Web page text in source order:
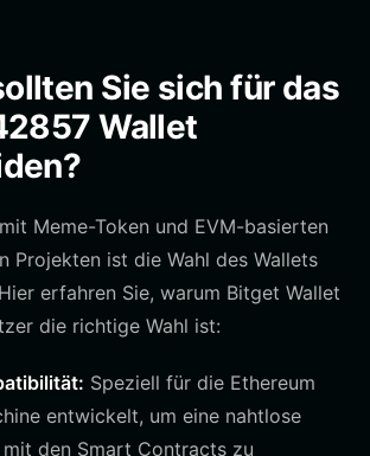
Sie sich für das
Wallet
Meme-Token und EVM-basierten
Projekten ist die Wahl des Wallets
erfahren Sie, warum Bitget Wallet
die richtige Wahl ist:
Speziell für die Ethereum
entwickelt, um eine nahtlose
den Smart Contracts zu